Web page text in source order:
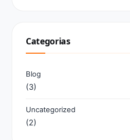
Categorias
Blog
(3)
Uncategorized
(2)